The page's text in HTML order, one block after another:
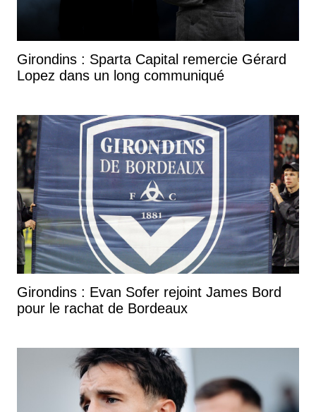
Girondins : Sparta Capital remercie Gérard
Lopez dans un long communiqué
Girondins : Evan Sofer rejoint James Bord
pour le rachat de Bordeaux